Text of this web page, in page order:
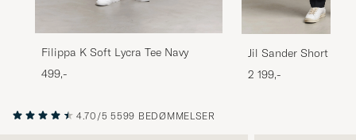
Filippa K Soft Lycra Tee Navy
499,-
Jil Sander Short
Shirt Black
2 199,-
4.70/5 5599 BEDØMMELSER